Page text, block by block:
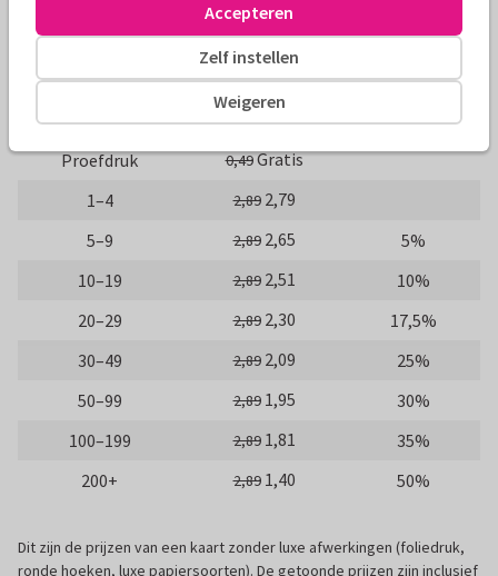
Formaten en prijzen
10 x 10 cm 14 x 14 cm 21 x 21 cm
Aantal Prijs p/s Korting
Proefdruk 0,49Gratis
1–4
2,89 2,79
5–9
2,89 2,65
5%
10–19
2,89 2,51
10%
20–29
2,89 2,30
17,5%
30–49
2,89 2,09
25%
50–99
2,89 1,95
30%
100–199
2,89 1,81
35%
200+
2,89 1,40 50%
Dit zijn de prijzen van een kaart zonder luxe afwerkingen (foliedruk,
ronde hoeken, luxe papiersoorten). De getoonde prijzen zijn inclusief
Weigeren
Zelf instellen
Accepteren